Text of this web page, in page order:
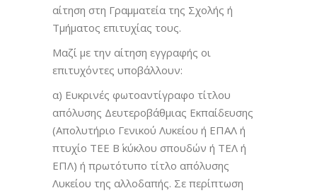
αίτηση στη Γραμματεία της Σχολής ή
Τμήματος επιτυχίας τους.
Μαζί με την αίτηση εγγραφής οι
επιτυχόντες υποβάλλουν:
α) Ευκρινές φωτοαντίγραφο τίτλου
απόλυσης Δευτεροβάθμιας Εκπαίδευσης
(Απολυτήριο Γενικού Λυκείου ή ΕΠΑΛ ή
πτυχίο ΤΕΕ Β΄ κύκλου σπουδών ή ΤΕΛ ή
ΕΠΛ) ή πρωτότυπο τίτλο απόλυσης
Λυκείου της αλλοδαπής. Σε περίπτωση